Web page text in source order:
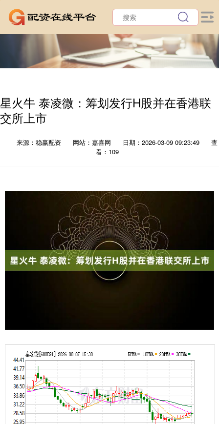
星火牛 泰凌微：筹划发行H股并在香港联
交所上市
来源：稳赢配资 网站：嘉喜网 日期：2026-03-09 09:23:49
查
看：109